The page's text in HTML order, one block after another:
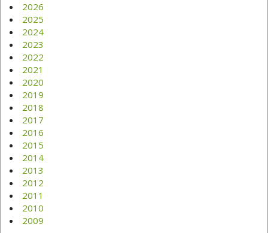
2026
2025
2024
2023
2022
2021
2020
2019
2018
2017
2016
2015
2014
2013
2012
2011
2010
2009